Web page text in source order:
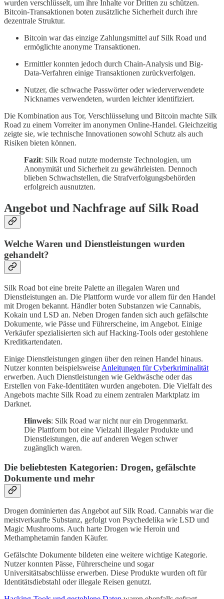
wurden verschlüsselt, um ihre Inhalte vor Dritten zu schützen.
Bitcoin-Transaktionen boten zusätzliche Sicherheit durch ihre
dezentrale Struktur.
Bitcoin war das einzige Zahlungsmittel auf Silk Road und
ermöglichte anonyme Transaktionen.
Ermittler konnten jedoch durch Chain-Analysis und Big-
Data-Verfahren einige Transaktionen zurückverfolgen.
Nutzer, die schwache Passwörter oder wiederverwendete
Nicknames verwendeten, wurden leichter identifiziert.
Die Kombination aus Tor, Verschlüsselung und Bitcoin machte Silk
Road zu einem Vorreiter im anonymen Online-Handel. Gleichzeitig
zeigte sie, wie technische Innovationen sowohl Schutz als auch
Risiken bieten können.
Fazit: Silk Road nutzte modernste Technologien, um
Anonymität und Sicherheit zu gewährleisten. Dennoch
blieben Schwachstellen, die Strafverfolgungsbehörden
erfolgreich ausnutzten.
Angebot und Nachfrage auf Silk Road
Welche Waren und Dienstleistungen wurden
gehandelt?
Silk Road bot eine breite Palette an illegalen Waren und
Dienstleistungen an. Die Plattform wurde vor allem für den Handel
mit Drogen bekannt. Händler boten Substanzen wie Cannabis,
Kokain und LSD an. Neben Drogen fanden sich auch gefälschte
Dokumente, wie Pässe und Führerscheine, im Angebot. Einige
Verkäufer spezialisierten sich auf Hacking-Tools oder gestohlene
Kreditkartendaten.
Einige Dienstleistungen gingen über den reinen Handel hinaus.
Nutzer konnten beispielsweise Anleitungen für Cyberkriminalität
erwerben. Auch Dienstleistungen wie Geldwäsche oder das
Erstellen von Fake-Identitäten wurden angeboten. Die Vielfalt des
Angebots machte Silk Road zu einem zentralen Marktplatz im
Darknet.
Hinweis: Silk Road war nicht nur ein Drogenmarkt.
Die Plattform bot eine Vielzahl illegaler Produkte und
Dienstleistungen, die auf anderen Wegen schwer
zugänglich waren.
Die beliebtesten Kategorien: Drogen, gefälschte
Dokumente und mehr
Drogen dominierten das Angebot auf Silk Road. Cannabis war die
meistverkaufte Substanz, gefolgt von Psychedelika wie LSD und
Magic Mushrooms. Auch harte Drogen wie Heroin und
Methamphetamin fanden Käufer.
Gefälschte Dokumente bildeten eine weitere wichtige Kategorie.
Nutzer konnten Pässe, Führerscheine und sogar
Universitätsabschlüsse erwerben. Diese Produkte wurden oft für
Identitätsdiebstahl oder illegale Reisen genutzt.